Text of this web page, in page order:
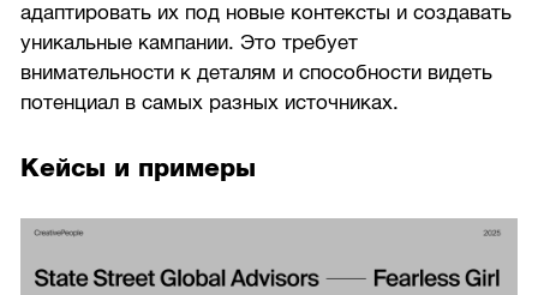
адаптировать их под новые контексты и создавать
уникальные кампании. Это требует
внимательности к деталям и способности видеть
потенциал в самых разных источниках.
Кейсы и примеры